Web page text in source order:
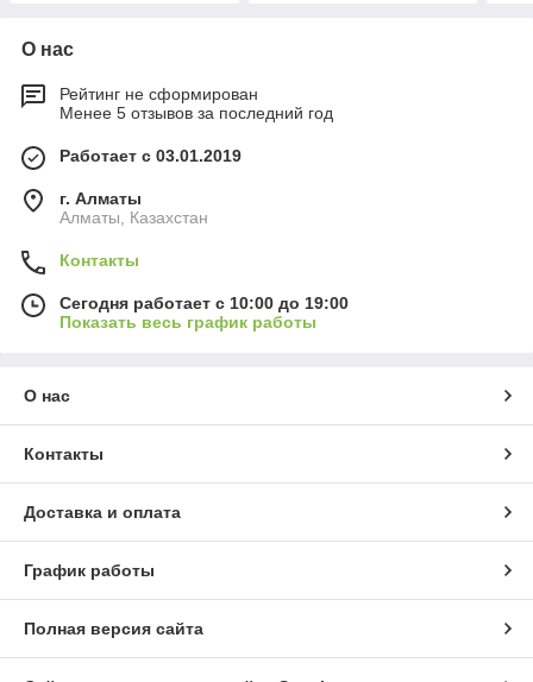
О нас
Рейтинг не сформирован
Менее 5 отзывов за последний год
Работает с 03.01.2019
г. Алматы
Алматы, Казахстан
Контакты
Сегодня работает с 10:00 до 19:00
Показать весь график работы
О нас
Контакты
Доставка и оплата
График работы
Полная версия сайта